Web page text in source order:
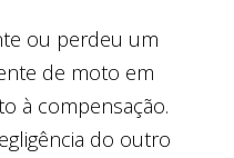
ou perdeu um
de moto em
à compensação.
do outro